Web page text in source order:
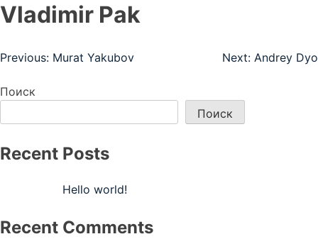
Vladimir Pak
Навигация
по
Previous: Murat Yakubov Next: Andrey Dyo
Поиск
Поиск
Recent Posts
Hello world!
Recent Comments